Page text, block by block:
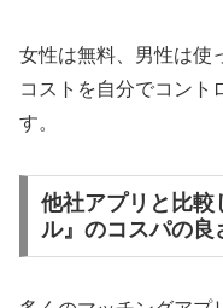
女性は無料、男性は使
コストを自分でコント
す。
他社アプリと比較
ル』のコスパの良